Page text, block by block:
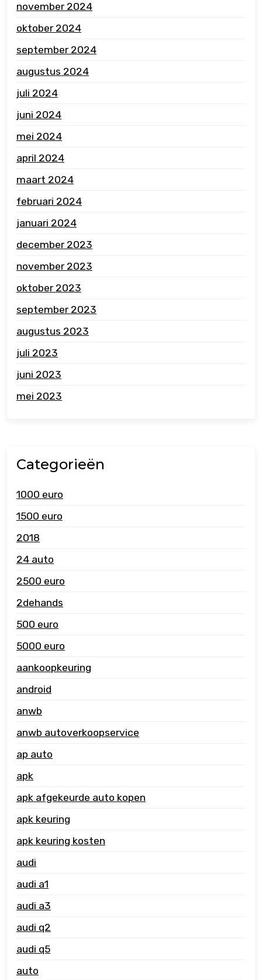
november 2024
oktober 2024
september 2024
augustus 2024
juli 2024
juni 2024
mei 2024
april 2024
maart 2024
februari 2024
januari 2024
december 2023
november 2023
oktober 2023
september 2023
augustus 2023
juli 2023
juni 2023
mei 2023
Categorieën
1000 euro
1500 euro
2018
24 auto
2500 euro
2dehands
500 euro
5000 euro
aankoopkeuring
android
anwb
anwb autoverkoopservice
ap auto
apk
apk afgekeurde auto kopen
apk keuring
apk keuring kosten
audi
audi a1
audi a3
audi q2
audi q5
auto